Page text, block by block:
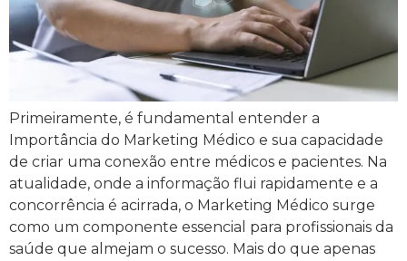
Primeiramente, é fundamental entender a
Importância do Marketing Médico e sua capacidade
de criar uma conexão entre médicos e pacientes. Na
atualidade, onde a informação flui rapidamente e a
concorrência é acirrada, o Marketing Médico surge
como um componente essencial para profissionais da
saúde que almejam o sucesso. Mais do que apenas